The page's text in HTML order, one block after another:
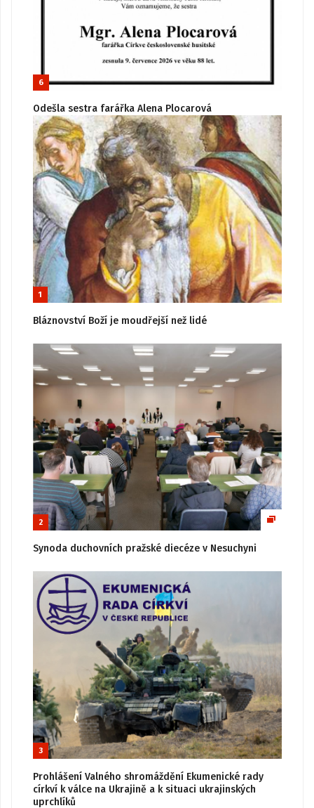
6
Odešla sestra farářka Alena Plocarová
1
Bláznovství Boží je moudřejší než lidé
2
Synoda duchovních pražské diecéze v Nesuchyni
3
Prohlášení Valného shromáždění Ekumenické rady
církví k válce na Ukrajině a k situaci ukrajinských
uprchlíků